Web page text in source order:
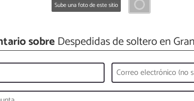
Sube una foto de este sitio
sobre Despedidas de soltero en